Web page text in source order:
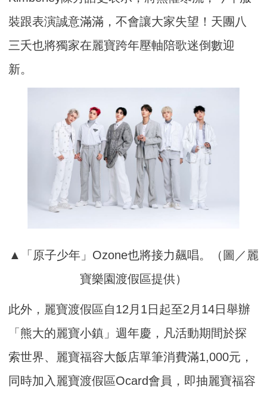
裝跟表演誠意滿滿，不會讓大家失望！天團八
三夭也將獨家在麗寶跨年壓軸陪歌迷倒數迎
新。
▲「原子少年」Ozone也將接力飆唱。（圖／麗
寶樂園渡假區提供）
此外，麗寶渡假區自12月1日起至2月14日舉辦
「熊大的麗寶小鎮」週年慶，凡活動期間於探
索世界、麗寶福容大飯店單筆消費滿1,000元，
同時加入麗寶渡假區Ocard會員，即抽麗寶福容